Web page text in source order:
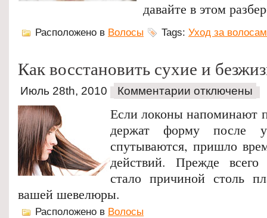
давайте в этом
Расположено в Волосы Tags: Уход за
Как восстановить сухие и
Июль 28th, 2010 Комментарии отключены
Если локоны напоминают
держат форму после
спутываются, пришло
действий. Прежде всего
стало причиной столь
вашей шевелюры.
Расположено в Волосы